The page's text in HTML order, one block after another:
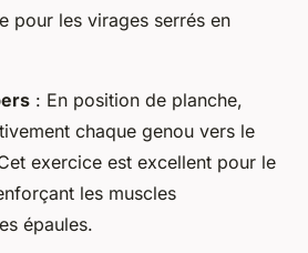
pour les virages serrés en
: En position de planche,
chaque genou vers le
exercice est excellent pour le
les muscles
épaules.